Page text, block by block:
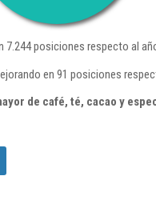
7.244 posiciones respecto al
en 91 posiciones
de café, té, cacao y